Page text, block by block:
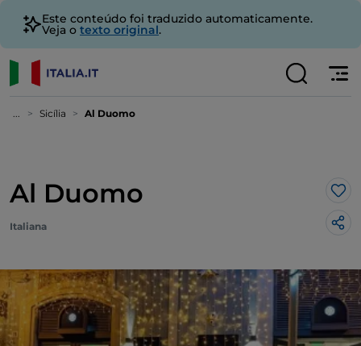
Este conteúdo foi traduzido automaticamente.
Veja o texto original.
... Sicília Al Duomo
Al Duomo
Italiana